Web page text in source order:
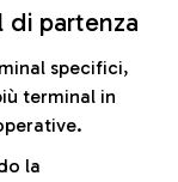
di partenza
specifici,
terminal in
la